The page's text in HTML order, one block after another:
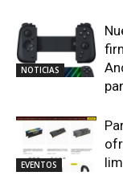
NOTICIAS
EVENTOS